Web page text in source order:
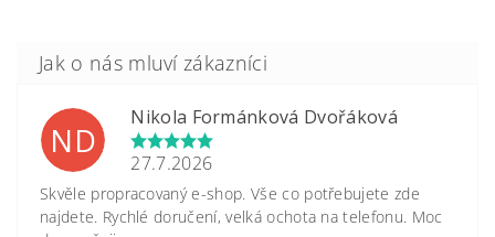
ND
Nikola Formánková Dvořáková
27.7.2026
Skvěle propracovaný e-shop. Vše co potřebujete zde
najdete. Rychlé doručení, velká ochota na telefonu. Moc